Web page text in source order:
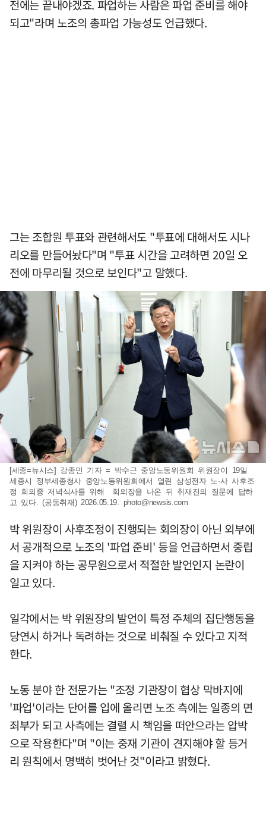
전에는 끝내야겠죠. 파업하는 사람은 파업 준비를 해야
되고"라며 노조의 총파업 가능성도 언급했다.
그는 조합원 투표와 관련해서도 "투표에 대해서도 시나
리오를 만들어놨다"며 "투표 시간을 고려하면 20일 오
전에 마무리될 것으로 보인다"고 말했다.
[세종=뉴시스] 강종민 기자 = 박수근 중앙노동위원회 위원장이 19일
세종시 정부세종청사 중앙노동위원회에서 열린 삼성전자 노·사 사후조
정 회의중 저녁식사를 위해 회의장을 나온 뒤 취재진의 질문에 답하
고 있다. (공동취재) 2026.05.19. photo@newsis.com
박 위원장이 사후조정이 진행되는 회의장이 아닌 외부에
서 공개적으로 노조의 '파업 준비' 등을 언급하면서 중립
을 지켜야 하는 공무원으로서 적절한 발언인지 논란이
일고 있다.
일각에서는 박 위원장의 발언이 특정 주체의 집단행동을
당연시 하거나 독려하는 것으로 비춰질 수 있다고 지적
한다.
노동 분야 한 전문가는 "조정 기관장이 협상 막바지에
'파업'이라는 단어를 입에 올리면 노조 측에는 일종의 면
죄부가 되고 사측에는 결렬 시 책임을 떠안으라는 압박
으로 작용한다"며 "이는 중재 기관이 견지해야 할 등거
리 원칙에서 명백히 벗어난 것"이라고 밝혔다.